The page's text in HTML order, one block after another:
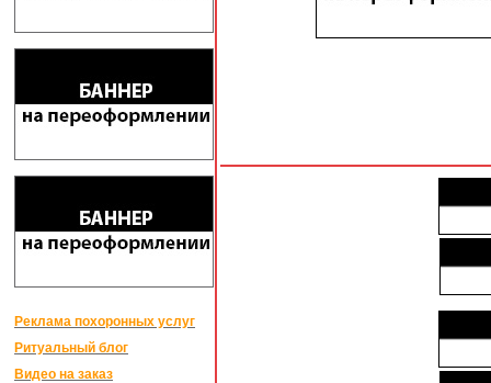
Реклама похоронных услуг
Ритуальный блог
Видео на заказ